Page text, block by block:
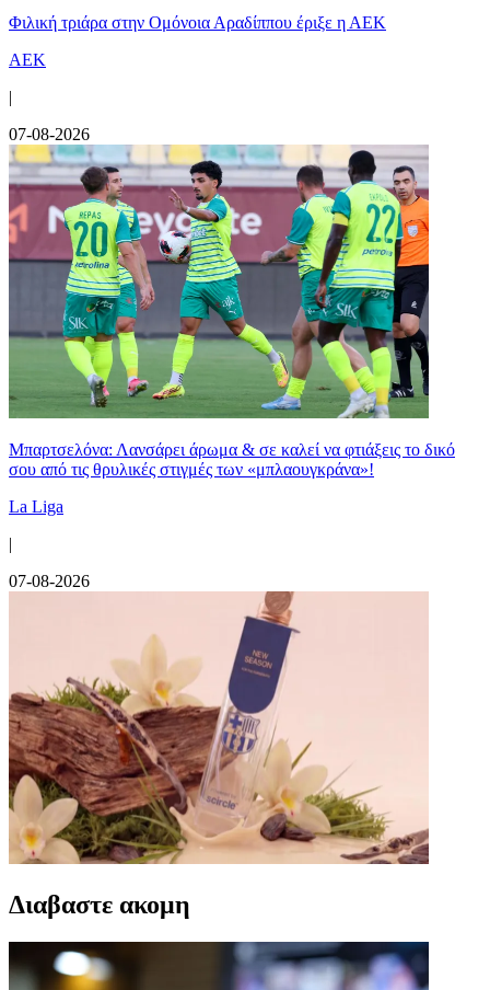
Φιλική τριάρα στην Ομόνοια Αραδίππου έριξε η ΑΕΚ
ΑΕΚ
|
07-08-2026
Μπαρτσελόνα: Λανσάρει άρωμα & σε καλεί να φτιάξεις το δικό
σου από τις θρυλικές στιγμές των «μπλαουγκράνα»!
La Liga
|
07-08-2026
Διαβαστε ακομη